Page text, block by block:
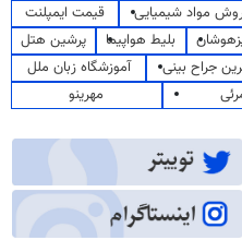
مواد شیمیایی
قیمت ایمپلنت
بلیط هواپیما
پرشین هتل
جراح بینی
آموزشگاه زبان ملل
مهرینو